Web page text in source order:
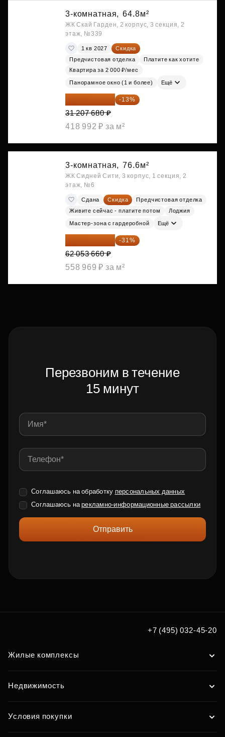
3-комнатная, 64.8м²
ЖК Скай Гарден, 2 корпус, 3 секция, 2
этаж, №339
1 кв 2027
Скидка
Предчистовая отделка
Платите как хотите
Квартира за 2 000 ₽/мес
Панорамное окно (1 и более) Ещё
27 150 682 ₽ -13%
31 207 680 ₽
418 992 ₽ за м²
3-комнатная, 76.6м²
ЖК Сидней Сити, 3 корпус, 1 секция, 2
этаж, №6
Сдана Скидка
Предчистовая отделка
Живите сейчас - платите потом
Лоджия
Мастер-зона с гардеробной Ещё
42 817 025 ₽ -31%
62 053 660 ₽
558 969 ₽ за м²
Перезвоним в течение
15 минут
Соглашаюсь на обработку персональных данных
Соглашаюсь нарекламно-информационные рассылки
Отправить
+7 (495) 032-45-20
Жилые комплексы
Недвижимость
Условия покупки